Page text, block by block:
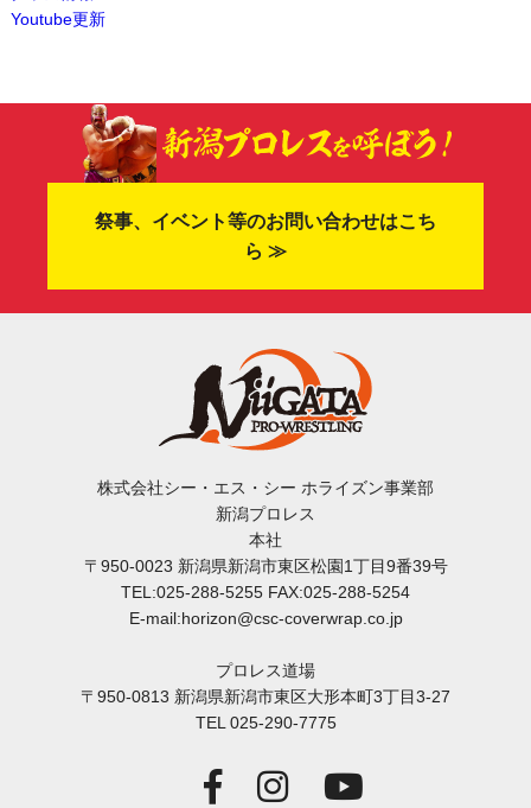
Youtube更新
祭事、イベント等のお問い合わせはこち
ら ≫
株式会社シー・エス・シー ホライズン事業部
新潟プロレス
本社
〒950-0023 新潟県新潟市東区松園1丁目9番39号
TEL:025-288-5255 FAX:025-288-5254
E-mail:horizon@csc-coverwrap.co.jp
プロレス道場
〒950-0813 新潟県新潟市東区大形本町3丁目3-27
TEL 025-290-7775